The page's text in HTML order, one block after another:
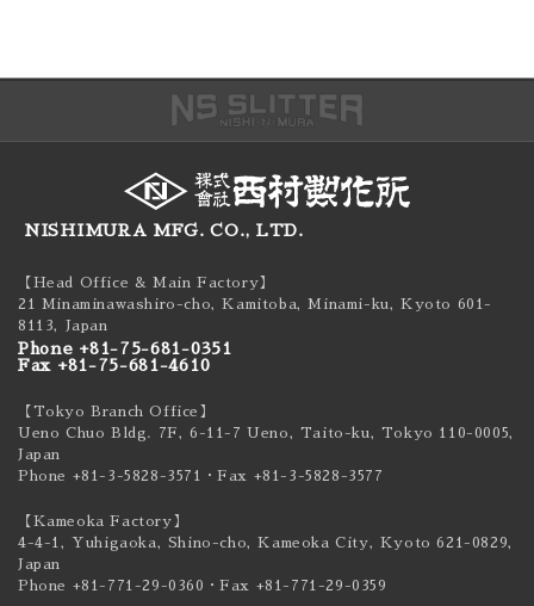
NISHIMURA MFG. CO., LTD.
【Head Office & Main Factory】
21 Minaminawashiro-cho, Kamitoba, Minami-ku,Kyoto 601-
8113, Japan
Phone +81-75-681-0351
Fax +81-75-681-4610
【Tokyo Branch Office】
Ueno Chuo Bldg. 7F, 6-11-7 Ueno, Taito-ku, Tokyo 110-0005,
Japan
Phone +81-3-5828-3571
・Fax +81-3-5828-3577
【Kameoka Factory】
4-4-1, Yuhigaoka, Shino-cho, Kameoka City, Kyoto 621-0829,
Japan
Phone +81-771-29-0360 ・Fax +81-771-29-0359